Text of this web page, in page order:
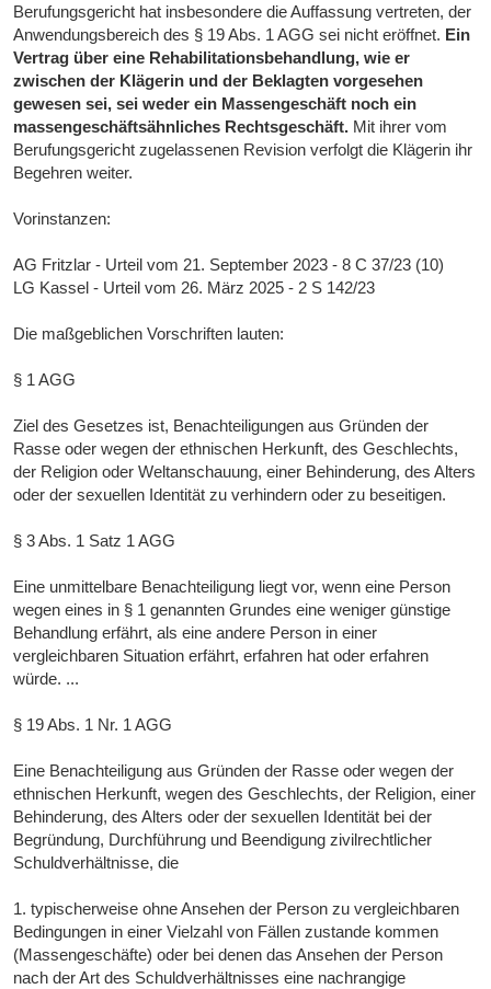
Berufungsgericht hat insbesondere die Auffassung vertreten, der
Anwendungsbereich des § 19 Abs. 1 AGG sei nicht eröffnet. Ein
Vertrag über eine Rehabilitationsbehandlung, wie er
zwischen der Klägerin und der Beklagten vorgesehen
gewesen sei, sei weder ein Massengeschäft noch ein
massengeschäftsähnliches Rechtsgeschäft. Mit ihrer vom
Berufungsgericht zugelassenen Revision verfolgt die Klägerin ihr
Begehren weiter.
Vorinstanzen:
AG Fritzlar - Urteil vom 21. September 2023 - 8 C 37/23 (10)
LG Kassel - Urteil vom 26. März 2025 - 2 S 142/23
Die maßgeblichen Vorschriften lauten:
§ 1 AGG
Ziel des Gesetzes ist, Benachteiligungen aus Gründen der
Rasse oder wegen der ethnischen Herkunft, des Geschlechts,
der Religion oder Weltanschauung, einer Behinderung, des Alters
oder der sexuellen Identität zu verhindern oder zu beseitigen.
§ 3 Abs. 1 Satz 1 AGG
Eine unmittelbare Benachteiligung liegt vor, wenn eine Person
wegen eines in § 1 genannten Grundes eine weniger günstige
Behandlung erfährt, als eine andere Person in einer
vergleichbaren Situation erfährt, erfahren hat oder erfahren
würde. ...
§ 19 Abs. 1 Nr. 1 AGG
Eine Benachteiligung aus Gründen der Rasse oder wegen der
ethnischen Herkunft, wegen des Geschlechts, der Religion, einer
Behinderung, des Alters oder der sexuellen Identität bei der
Begründung, Durchführung und Beendigung zivilrechtlicher
Schuldverhältnisse, die
1. typischerweise ohne Ansehen der Person zu vergleichbaren
Bedingungen in einer Vielzahl von Fällen zustande kommen
(Massengeschäfte) oder bei denen das Ansehen der Person
nach der Art des Schuldverhältnisses eine nachrangige